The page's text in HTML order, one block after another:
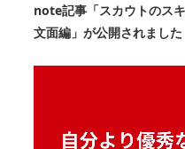
note記事「スカウトのス
文面編」が公開されました